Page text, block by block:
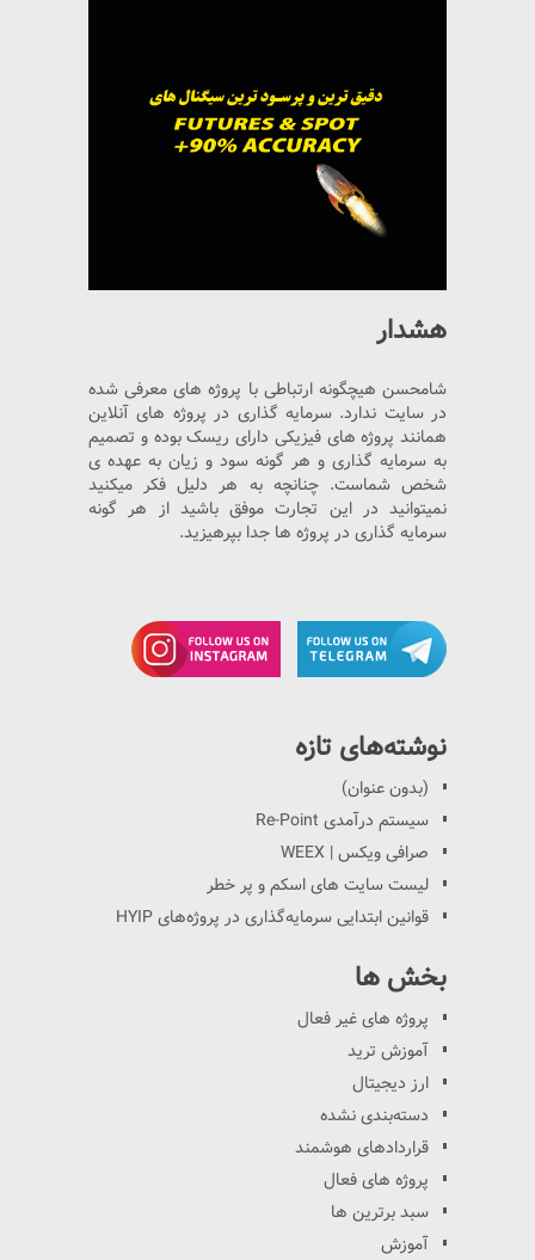
هشدار
شامحسن هیچگونه ارتباطی با پروژه های معرفی شده
در سایت ندارد. سرمایه گذاری در پروژه های آنلاین
همانند پروژه های فیزیکی دارای ریسک بوده و تصمیم
به سرمایه گذاری و هر گونه سود و زیان به عهده ی
شخص شماست. چنانچه به هر دلیل فکر میکنید
نمیتوانید در این تجارت موفق باشید از هر گونه
سرمایه گذاری در پروژه ها جدا بپرهیزید.
نوشته‌های تازه
(بدون عنوان)
سیستم درآمدی Re-Point
صرافی ویکس | WEEX
لیست سایت های اسکم و پر خطر
قوانین ابتدایی سرمایه‌گذاری در پروژه‌های HYIP
بخش ها
پروژه های غیر فعال
آموزش ترید
ارز دیجیتال
دسته‌بندی نشده
قراردادهای هوشمند
پروژه های فعال
سبد برترین ها
آموزش